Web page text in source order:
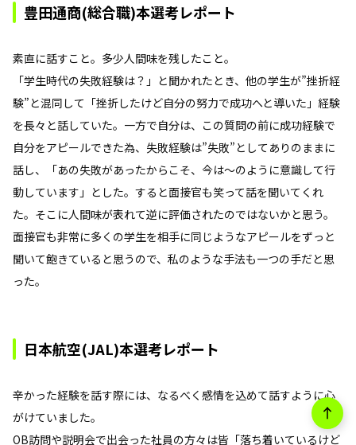
豊田通商(総合職)本選考レポート
素直に話すこと。多少人間味を残したこと。
「学生時代の失敗経験は？」と聞かれたとき、他の学生が”挫折経
験”と混同して「挫折したけど自分の努力で成功へと導いた」経験
を長々と話していた。一方で自分は、この質問の前に成功経験で
自分をアピールできた為、失敗経験は”失敗”としてありのままに
話し、「あの失敗があったからこそ、今は～のように意識して行
動しています」とした。すると面接官も笑って話を聞いてくれ
た。そこに人間味が表れて逆に評価されたのではないかと思う。
面接官も非常に多くの学生を相手に同じようなアピールをずっと
聞いて飽きていると思うので、私のような手法も一つの手だと思
った。
日本航空(JAL)本選考レポート
辛かった経験を話す際には、なるべく感情を込めて話すように心
がけていました。
OB訪問や説明会で出会った社員の方々は皆「落ち着いているけど